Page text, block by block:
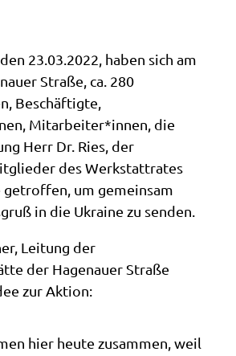
23.03.2022, haben sich am
Straße, ca. 280
Beschäftigte,
Mitarbeiter*innen, die
Herr Dr. Ries, der
des Werkstattrates
getroffen, um gemeinsam
in die Ukraine zu senden.
Leitung der
der Hagenauer Straße
zur Aktion:
hier heute zusammen, weil